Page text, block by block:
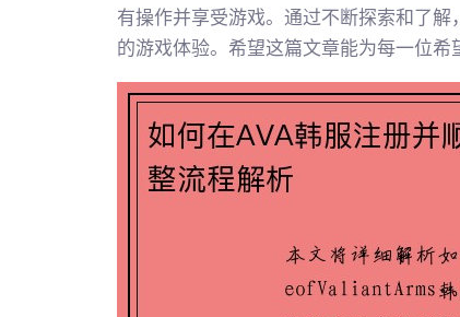
有操作并享受游戏。通过不断探索和了
的游戏体验。希望这篇文章能为每一位希